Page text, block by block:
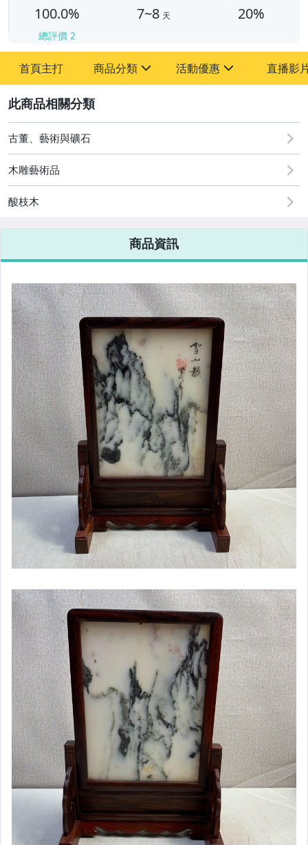
100.0%
總評價 2
7~8 天 20%
首頁主打 商品分類
其它
活動優惠
[全店] 周年慶
[全店] 粉絲專享
直播影
古董、藝術與礦石
木雕藝術品
酸枝木
商品資訊